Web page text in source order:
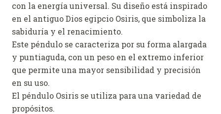
con la energía universal. Su diseño está inspirado
en el antiguo Dios egipcio Osiris, que simboliza la
sabiduría y el renacimiento.
Este péndulo se caracteriza por su forma alargada
y puntiaguda, con un peso en el extremo inferior
que permite una mayor sensibilidad y precisión
en su uso.
El péndulo Osiris se utiliza para una variedad de
propósitos.